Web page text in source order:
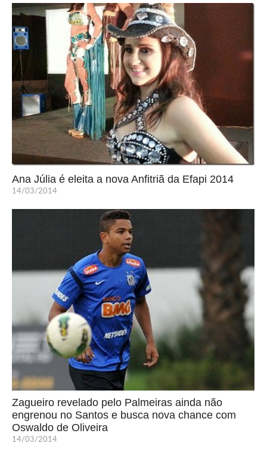
Ana Júlia é eleita a nova Anfitriã da Efapi 2014
14/03/2014
Zagueiro revelado pelo Palmeiras ainda não
engrenou no Santos e busca nova chance com
Oswaldo de Oliveira
14/03/2014